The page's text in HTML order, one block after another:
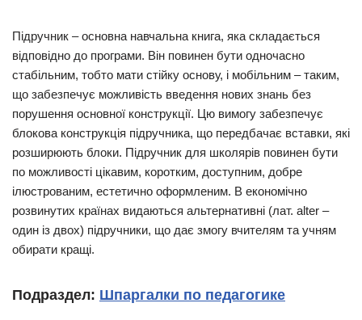
Підручник – основна навчальна книга, яка складається
відповідно до програми. Він повинен бути одночасно
стабільним, тобто мати стійку основу, і мобільним – таким,
що забезпечує можливість введення нових знань без
порушення основної конструкції. Цю вимогу забезпечує
блокова конструкція підручника, що передбачає вставки, які
розширюють блоки. Підручник для школярів повинен бути
по можливості цікавим, коротким, доступним, добре
ілюстрованим, естетично оформленим. В економічно
розвинутих країнах видаються альтернативні (лат. alter –
один із двох) підручники, що дає змогу вчителям та учням
обирати кращі.
Подраздел: Шпаргалки по педагогике